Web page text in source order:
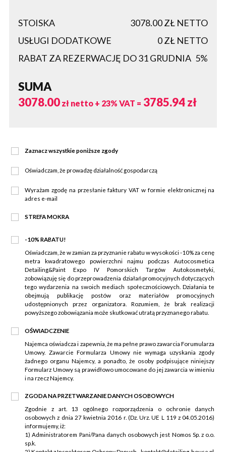
STOISKA 3078.00ZŁ NETTO
USŁUGI DODATKOWE
0ZŁ NETTO
RABAT ZA REZERWACJĘ DO 31 GRUDNIA 5%
SUMA
3078.00zł netto + 23% VAT = 3785.94zł
Zaznacz wszystkie poniższe zgody
Oświadczam, że prowadzę działalność gospodarczą
Wyrażam zgodę na przesłanie faktury VAT w formie elektronicznej na
adres e-mail
STREFA MOKRA
-10% RABATU!
Oświadczam, że w zamian za przyznanie rabatu w wysokości -10% za cenę
metra kwadratowego powierzchni najmu podczas Autocosmetica
Detailing&Paint Expo IV Pomorskich Targów Autokosmetyki,
zobowiązuję się do przeprowadzenia działań promocyjnych dotyczących
tego wydarzenia na swoich mediach społecznościowych. Działania te
obejmują publikację postów oraz materiałów promocyjnych
udostępnionych przez organizatora. Rozumiem, że brak realizacji
powyższego zobowiązania może skutkować utratą przyznanego rabatu.
OŚWIADCZENIE
Najemca oświadcza i zapewnia, że ma pełne prawo zawarcia Forumularza
Umowy. Zawarcie Formularza Umowy nie wymaga uzyskania zgody
żadnego organu Najemcy, a ponadto, że osoby podpisujące niniejszy
Formularz Umowy są prawidłowo umocowane do jej zawarcia w imieniu
i na rzecz Najemcy.
ZGODA NA PRZETWARZANIE DANYCH OSOBOWYCH
Zgodnie z art. 13 ogólnego rozporządzenia o ochronie danych
osobowych z dnia 27 kwietnia 2016 r. (Dz. Urz. UE L 119 z 04.05.2016)
informujemy, iż:
1) Administratorem Pani/Pana danych osobowych jest Nomos Sp. z o.o.
sp.k.